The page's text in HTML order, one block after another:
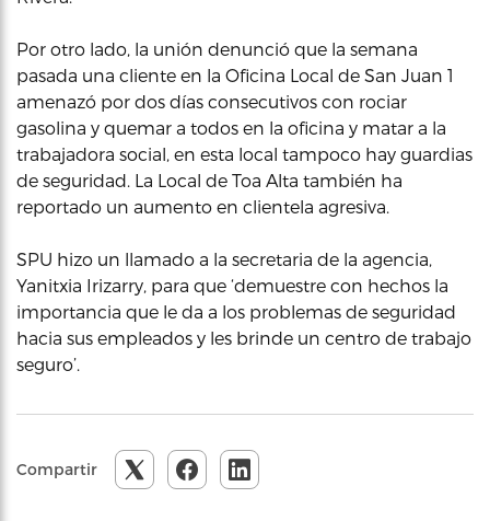
Por otro lado, la unión denunció que la semana
pasada una cliente en la Oficina Local de San Juan 1
amenazó por dos días consecutivos con rociar
gasolina y quemar a todos en la oficina y matar a la
trabajadora social, en esta local tampoco hay guardias
de seguridad. La Local de Toa Alta también ha
reportado un aumento en clientela agresiva.
SPU hizo un llamado a la secretaria de la agencia,
Yanitxia Irizarry, para que ‘demuestre con hechos la
importancia que le da a los problemas de seguridad
hacia sus empleados y les brinde un centro de trabajo
seguro’.
Compartir